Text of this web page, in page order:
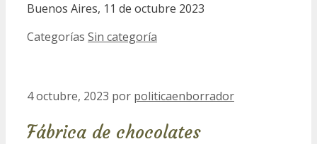
Buenos Aires, 11 de octubre 2023
Categorías Sin categoría
4 octubre, 2023 por politicaenborrador
Fábrica de chocolates